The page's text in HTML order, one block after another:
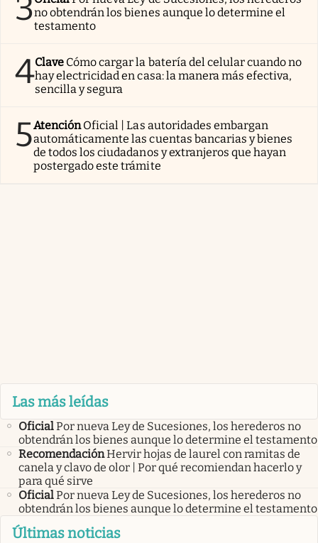
3no obtendrán los bienes aunque lo determine el
testamento
4Clave Cómo cargar la batería del celular cuando no
hay electricidad en casa: la manera más efectiva,
sencilla y segura
5AtenciónOficial | Las autoridades embargan
automáticamente las cuentas bancarias y bienes
de todos los ciudadanos y extranjeros que hayan
postergado este trámite
Las más leídas
OficialPor nueva Ley de Sucesiones, los herederos no
obtendrán los bienes aunque lo determine el testamento
RecomendaciónHervir hojas de laurel con ramitas de
canela y clavo de olor | Por qué recomiendan hacerlo y
para qué sirve
OficialPor nueva Ley de Sucesiones, los herederos no
obtendrán los bienes aunque lo determine el testamento
Últimas noticias